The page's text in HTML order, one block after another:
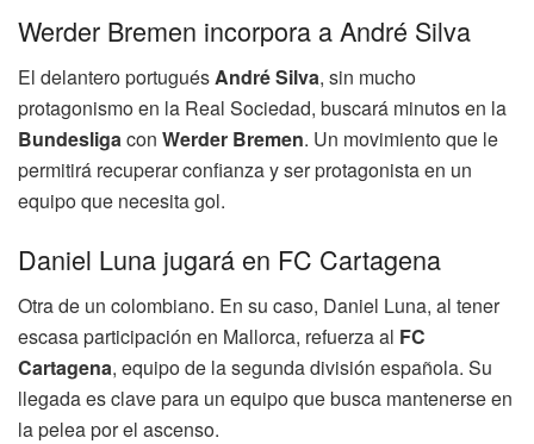
Werder Bremen incorpora a André Silva
El delantero portugués André Silva, sin mucho
protagonismo en la Real Sociedad, buscará minutos en la
Bundesliga con Werder Bremen. Un movimiento que le
permitirá recuperar confianza y ser protagonista en un
equipo que necesita gol.
Daniel Luna jugará en FC Cartagena
Otra de un colombiano. En su caso, Daniel Luna, al tener
escasa participación en Mallorca, refuerza al FC
Cartagena, equipo de la segunda división española. Su
llegada es clave para un equipo que busca mantenerse en
la pelea por el ascenso.